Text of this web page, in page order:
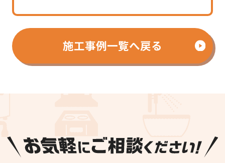
施工事例一覧へ戻る